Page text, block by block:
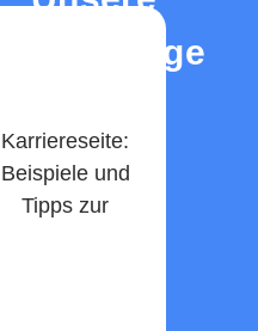
Top-Beiträge
Karriereseite:
Beispiele und
Tipps zur